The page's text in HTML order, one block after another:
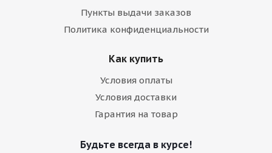
Пункты выдачи заказов
Политика конфиденциальности
Как купить
Условия оплаты
Условия доставки
Гарантия на товар
Будьте всегда в курсе!